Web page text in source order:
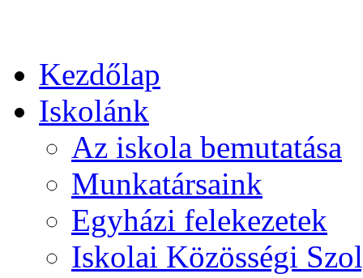
Kezdőlap
Iskolánk
Az iskola bemutatása
Munkatársaink
Egyházi felekezetek
Iskolai Közösségi